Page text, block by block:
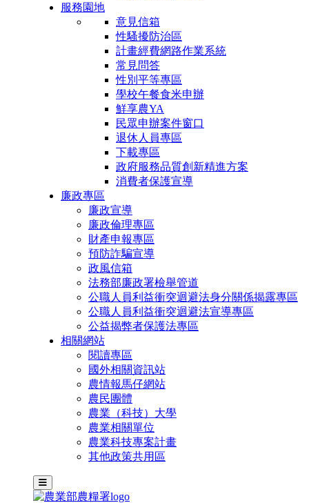
服務園地
意見信箱
性騷擾防治區
計畫經費網路作業系統
常見問答
性別平等專區
學校午餐食米申辦
鮮享農YA
民眾申辦案件窗口
退休人員專區
下載專區
政府服務品質創新精進方案
消費者保護宣導
廉政專區
廉政宣導
廉政倫理專區
財產申報專區
預防詐騙宣導
政風信箱
法務部廉政署檢舉管道
公職人員利益衝突迴避法身分關係揭露專區
公職人員利益衝突迴避法宣導專區
公益揭弊者保護法專區
相關網站
閱讀專區
國外相關資訊站
農情報馬仔網站
農民團體
農業（科技）大學
農業相關單位
農業科技專案計畫
其他政策共用區
主選單